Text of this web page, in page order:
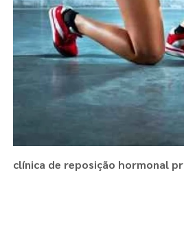
clínica de reposição hormonal